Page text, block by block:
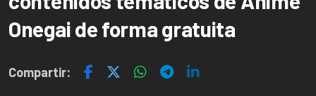
Onegai de forma gratuita
Compartir: